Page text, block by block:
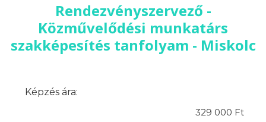
Rendezvényszervező -
Közművelődési munkatárs
szakképesítés tanfolyam - Miskolc
Képzés ára:
329 000 Ft